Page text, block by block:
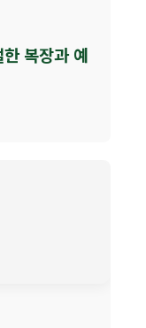
복장과 예